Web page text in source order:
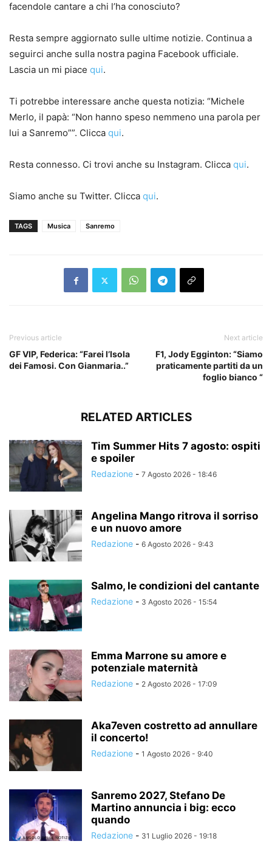
facendole cantare a chi l’ha conosciuto?
Resta sempre aggiornato sulle ultime notizie. Continua a
seguirci anche sulla nostra pagina Facebook ufficiale.
Lascia un mi piace qui.
Ti potrebbe interessare anche questa notizia: “Michele
Merlo, il papà: “Non hanno speso nemmeno una parola per
lui a Sanremo””. Clicca qui.
Resta connesso. Ci trovi anche su Instagram. Clicca qui.
Siamo anche su Twitter. Clicca qui.
TAGS Musica Sanremo
Previous article
GF VIP, Federica: “Farei l’Isola
dei Famosi. Con Gianmaria..”
Next article
F1, Jody Egginton: “Siamo
praticamente partiti da un
foglio bianco “
RELATED ARTICLES
Tim Summer Hits 7 agosto: ospiti
e spoiler
Redazione - 7 Agosto 2026 - 18:46
Angelina Mango ritrova il sorriso
e un nuovo amore
Redazione - 6 Agosto 2026 - 9:43
Salmo, le condizioni del cantante
Redazione - 3 Agosto 2026 - 15:54
Emma Marrone su amore e
potenziale maternità
Redazione - 2 Agosto 2026 - 17:09
Aka7even costretto ad annullare
il concerto!
Redazione - 1 Agosto 2026 - 9:40
Sanremo 2027, Stefano De
Martino annuncia i big: ecco
quando
Redazione - 31 Luglio 2026 - 19:18